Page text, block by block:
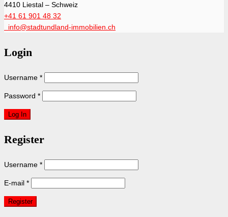
4410 Liestal – Schweiz
+41 61 901 48 32
info@stadtundland-immobilien.ch
Login
Username *
Password *
Register
Username *
E-mail *